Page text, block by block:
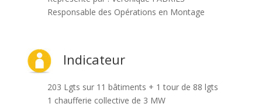
Responsable des Opérations en Montage
Indicateur
203 Lgts sur 11 bâtiments + 1 tour de 88 lgts
1 chaufferie collective de 3 MW